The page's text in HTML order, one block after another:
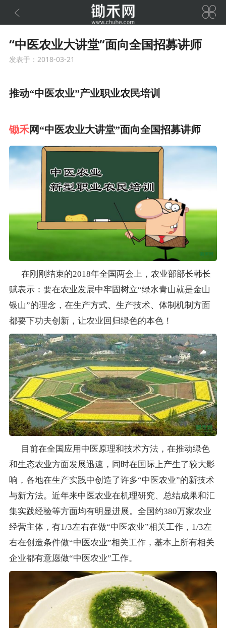
 
“中医农业大讲堂”面向全国招募讲师
发表于：2018-03-21
推动“中医农业”产业职业农民培训
锄禾网“中医农业大讲堂”面向全国招募讲师
在刚刚结束的2018年全国两会上，农业部部长韩长
赋表示：要在农业发展中牢固树立“绿水青山就是金山
银山”的理念，在生产方式、生产技术、体制机制方面
都要下功夫创新，让农业回归绿色的本色！
目前在全国应用中医原理和技术方法，在推动绿色
和生态农业方面发展迅速，同时在国际上产生了较大影
响，各地在生产实践中创造了许多“中医农业”的新技术
与新方法。近年来中医农业在机理研究、总结成果和汇
集实践经验等方面均有明显进展。全国约380万家农业
经营主体，有1/3左右在做“中医农业”相关工作，1/3左
右在创造条件做“中医农业”相关工作，基本上所有相关
企业都有意愿做“中医农业”工作。